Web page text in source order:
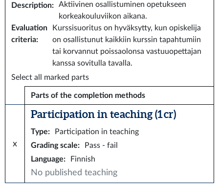
Description:
Aktiivinen osallistuminen opetukseen
korkeakouluviikon aikana.
Evaluation
criteria:
Kurssisuoritus on hyväksytty, kun opiskelija
on osallistunut kaikkiin kurssin tapahtumiin
tai korvannut poissaolonsa vastuuopettajan
kanssa sovitulla tavalla.
Select all marked parts
Parts of the completion methods
x
Participation in teaching (1 cr)
Type:
Participation in teaching
Grading scale:
Pass - fail
Language: Finnish
No published teaching